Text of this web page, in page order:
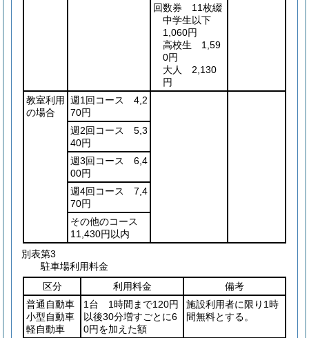
回数券 11枚綴
中学生以下
1,060円
高校生 1,59
0円
大人 2,130
円
教室利用
の場合
週1回コース 4,2
70円
週2回コース 5,3
40円
週3回コース 6,4
00円
週4回コース 7,4
70円
その他のコース
11,430円以内
別表第3
駐車場利用料金
区分
利用料金
備考
普通自動車
小型自動車
軽自動車
1台 1時間まで120円
以後30分増すごとに6
0円を加えた額
施設利用者に限り1時
間無料とする。